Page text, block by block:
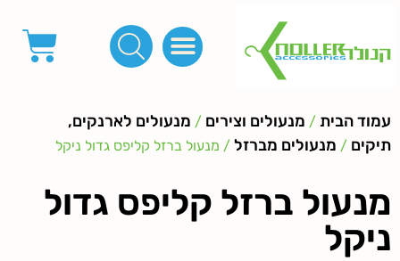
עמוד הבית / מנעולים וצירים / מנעולים לארנקים,
תיקים / מנעולים מברזל / מנעול ברזל קליפס גדול ניקל
מנעול ברזל קליפס גדול
ניקל